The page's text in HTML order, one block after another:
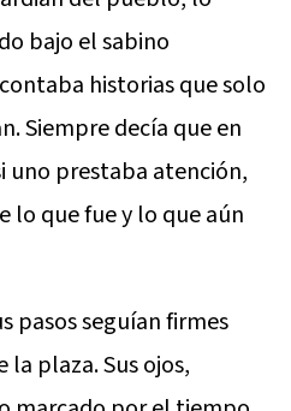
bajo el sabino
historias que solo
Siempre decía que en
uno prestaba atención,
lo que fue y lo que aún
pasos seguían firmes
la plaza. Sus ojos,